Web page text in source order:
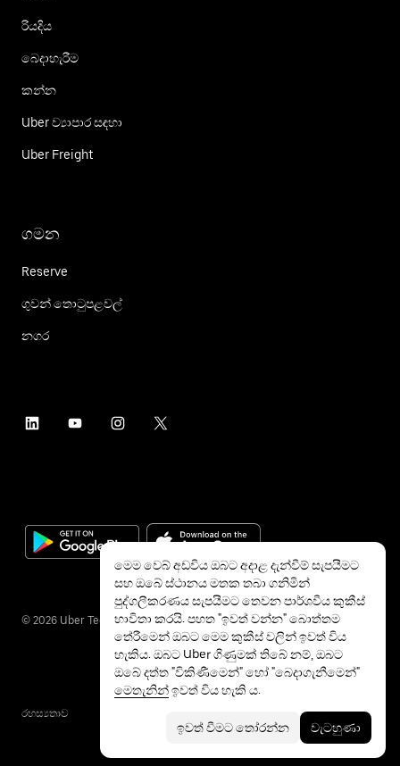
රියදිය
බෙදාහැරීම
කන්න
Uber ව්‍යාපාර සඳහා
Uber Freight
ගමන
Reserve
ගුවන් තොටුපළවල්
නගර
© 2026 Uber Technologies Inc.
රහස්‍යතාව
මෙම වෙබ් අඩවිය ඔබට අදාළ දැන්වීම් සැපයීමට
සහ ඔබේ ස්ථානය මතක තබා ගනිමින්
පුද්ගලීකරණය සැපයීමට තෙවන පාර්ශවීය කුකීස්
භාවිතා කරයි. පහත "ඉවත් වන්න" බොත්තම
තේරීමෙන් ඔබට මෙම කුකීස් වලින් ඉවත් විය
හැකිය. ඔබට Uber ගිණුමක් තිබේ නම්, ඔබට
ඔබේ දත්ත "විකිණීමෙන්" හෝ "බෙදාගැනීමෙන්"
මෙතැනින්ඉවත් විය හැකි ය.
ඉවත් වීමට තෝරන්න වැටහුණා